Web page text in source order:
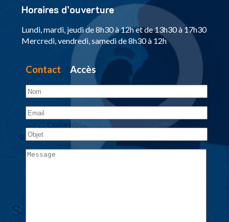
Horaires d’ouverture
Lundi, mardi, jeudi de 8h30 à 12h et de 13h30 à 17h30
Mercredi, vendredi, samedi de 8h30 à 12h
Contact Accès